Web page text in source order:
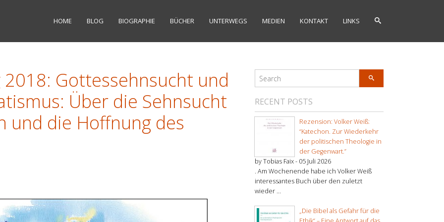
HOME BLOG BIOGRAPHIE BÜCHER UNTERWEGS MEDIEN KONTAKT LINKS
2018: Gottessehnsucht und
Über die Sehnsucht
und die Hoffnung des
RECENT POSTS
Rezension: Volker Weiß:
“Katechon. Zur Wiederkehr
der politischen Theologie in
der Gegenwart.”
by Tobias Faix - 05 Juli 2026
. Am Wochenende habe ich Volker Weiß
interessantes Buch über den zuletzt
wieder ...
„Die Bibel als Gefahr für die